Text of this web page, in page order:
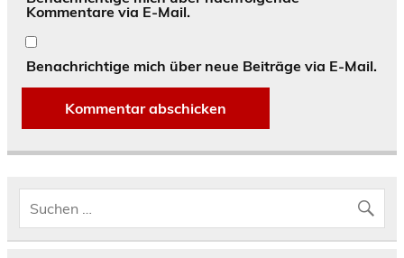
Kommentare via E-Mail.
Benachrichtige mich über neue Beiträge via E-Mail.